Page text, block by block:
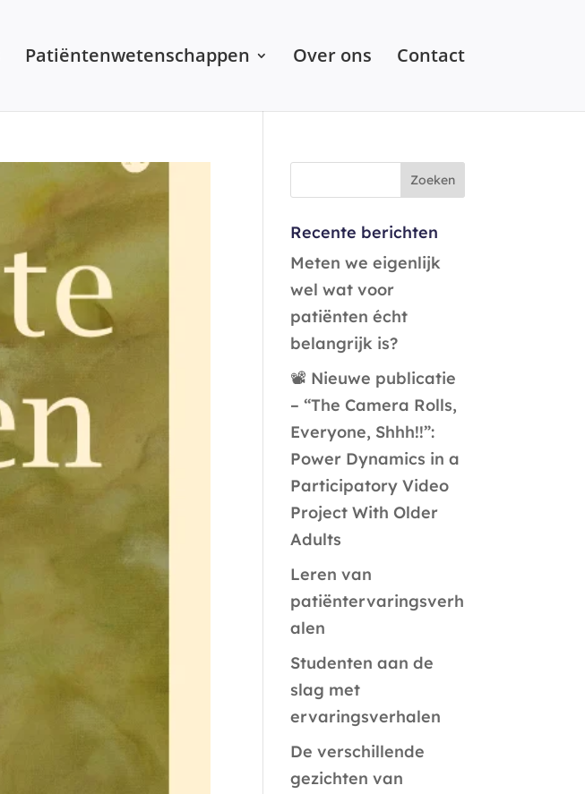
Patiëntenwetenschappen Over ons Contact
Recente berichten
Meten we eigenlijk
wel wat voor
patiënten écht
belangrijk is?
📽️ Nieuwe publicatie
– “The Camera Rolls,
Everyone, Shhh!!”:
Power Dynamics in a
Participatory Video
Project With Older
Adults
Leren van
patiëntervaringsverh
alen
Studenten aan de
slag met
ervaringsverhalen
De verschillende
gezichten van